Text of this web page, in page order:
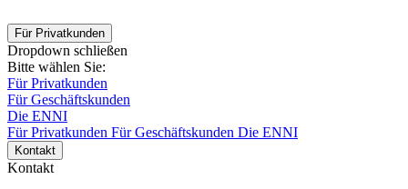
Für Privatkunden
Dropdown schließen
Bitte wählen Sie:
Für Privatkunden
Für Geschäftskunden
Die ENNI
Für Privatkunden Für Geschäftskunden Die ENNI
Kontakt
Kontakt